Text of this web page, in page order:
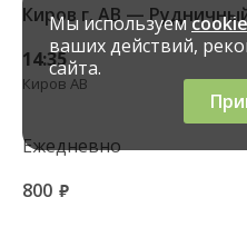
Киров г. АВ —
14:35
Киров АВ
Ежедневно
800 руб.
Мы используем
ваших действий,
сайта.